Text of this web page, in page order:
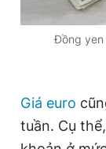
Tổng biên tập:
Phó tổng biên
Giấy phép xuất
© 2003-2026
Đồng yen
Giá euro
tuần. Cụ